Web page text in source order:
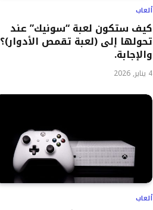
ألعاب
كيف ستكون لعبة “سونيك” عند
تحولها إلى (لعبة تقمص الأدوار)؟
والإجابة.
4 يناير, 2026
ألعاب